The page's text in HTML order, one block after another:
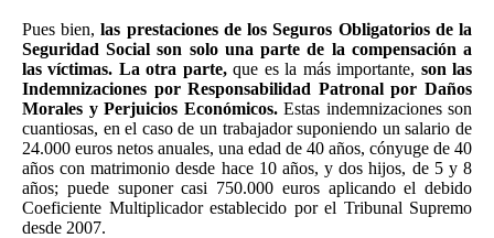
Pues bien,las prestaciones de los Seguros Obligatorios de la
Seguridad Social son solo una parte de la compensación a
las víctimas. La otra parte,que es la más importante, son las
Indemnizaciones por Responsabilidad Patronal por Daños
Morales y Perjuicios Económicos.Estas indemnizaciones son
cuantiosas, en el caso de un trabajador suponiendo un salario de
24.000 euros netos anuales, una edad de 40 años, cónyuge de 40
años con matrimonio desde hace 10 años, y dos hijos, de 5 y 8
años; puede suponer casi 750.000 euros aplicando el debido
Coeficiente Multiplicador establecido por el Tribunal Supremo
desde 2007.